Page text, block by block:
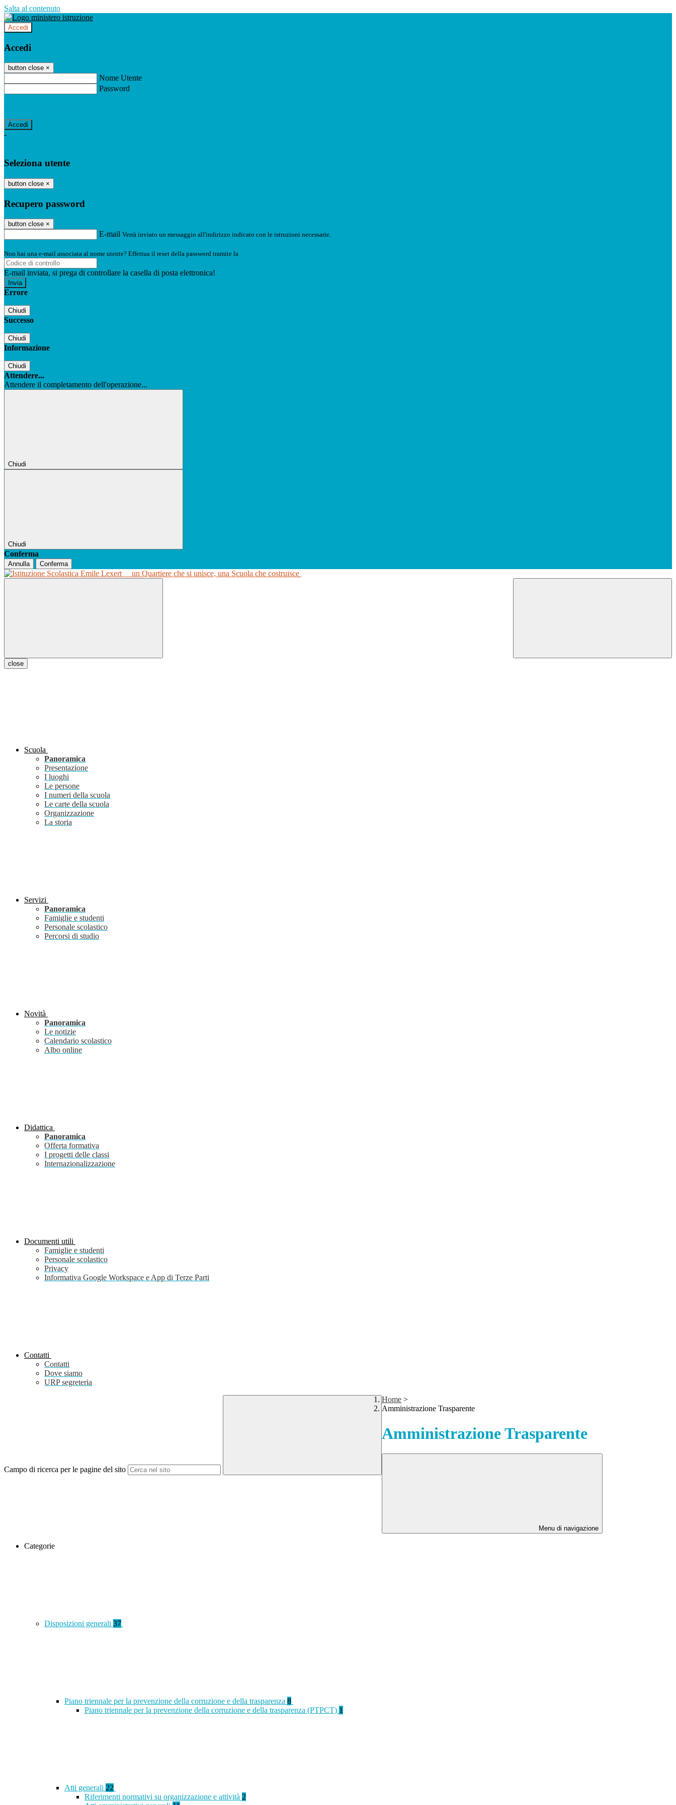
Salta al contenuto
Accedi
Accedi
button close ×
Nome Utente
Password
-
Seleziona utente
button close ×
Recupero password
button close ×
E-mail Verrà inviato un messaggio all'indirizzo indicato con le istruzioni necessarie.
Non hai una e-mail associata al nome utente? Effettua il reset della password tramite la
E-mail inviata, si prega di controllare la casella di posta elettronica!
Errore
Chiudi
Successo
Chiudi
Informazione
Chiudi
Attendere...
Attendere il completamento dell'operazione...
Chiudi
Chiudi
Conferma
Annulla Conferma
un Quartiere che si unisce, una Scuola che costruisce
close
Scuola
Panoramica
Presentazione
I luoghi
Le persone
I numeri della scuola
Le carte della scuola
Organizzazione
La storia
Servizi
Panoramica
Famiglie e studenti
Personale scolastico
Percorsi di studio
Novità
Panoramica
Le notizie
Calendario scolastico
Albo online
Didattica
Panoramica
Offerta formativa
I progetti delle classi
Internazionalizzazione
Documenti utili
Famiglie e studenti
Personale scolastico
Privacy
Informativa Google Workspace e App di Terze Parti
Contatti
Contatti
Dove siamo
URP segreteria
Campo di ricerca per le pagine del sito
Home >
Amministrazione Trasparente
Amministrazione Trasparente
Menu di navigazione
Categorie
Disposizioni generali 37
Piano triennale per la prevenzione della corruzione e della trasparenza 8
Piano triennale per la prevenzione della corruzione e della trasparenza (PTPCT) 1
Atti generali 22
Riferimenti normativi su organizzazione e attività 2